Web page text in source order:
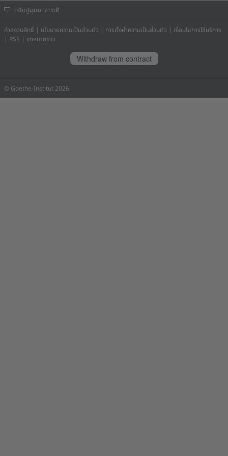
กลับสู่มุมมองปกติ
คำสงวนสิทธิ์ | นโยบายความเป็นส่วนตัว | การตั้งค่าความเป็นส่วนตัว | เงื่อนไขการใช้บริการ
| RSS | จดหมายข่าว
Withdraw from contract
© Goethe-Institut 2026